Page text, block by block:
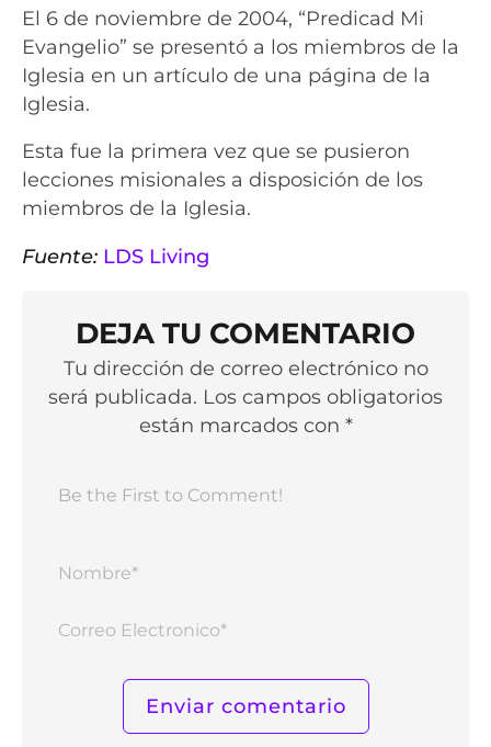
El 6 de noviembre de 2004, “Predicad Mi
Evangelio” se presentó a los miembros de la
Iglesia en un artículo de una página de la
Iglesia.
Esta fue la primera vez que se pusieron
lecciones misionales a disposición de los
miembros de la Iglesia.
Fuente: LDS Living
DEJA TU COMENTARIO
Tu dirección de correo electrónico no
será publicada. Los campos obligatorios
están marcados con *